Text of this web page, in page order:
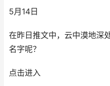
5月14日
在昨日推文中，云中漠地深
名字呢？
点击进入